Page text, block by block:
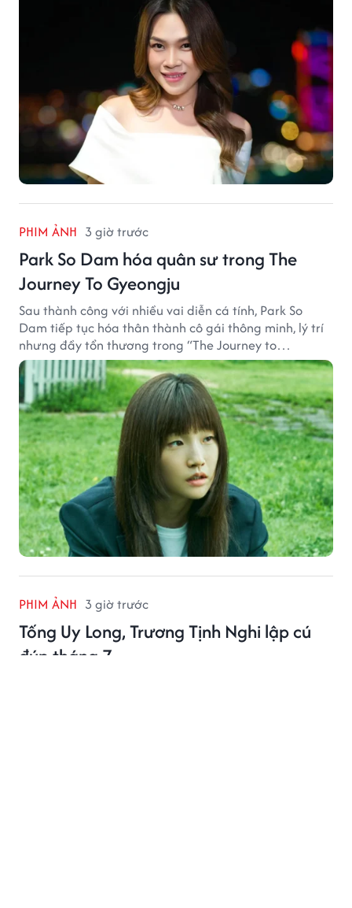
PHIM ẢNH 3 giờ trước
Park So Dam hóa quân sư trong The
Journey To Gyeongju
Sau thành công với nhiều vai diễn cá tính, Park So
Dam tiếp tục hóa thân thành cô gái thông minh, lý trí
nhưng đầy tổn thương trong “The Journey to
Gyeongju”.
PHIM ẢNH 3 giờ trước
Tống Uy Long, Trương Tịnh Nghi lập cú
đúp tháng 7